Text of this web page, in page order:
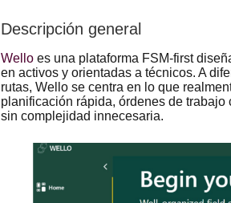
Descripción general
Wello es una plataforma FSM-first
en activos y orientadas a técnicos. A
rutas, Wello se centra en lo que
planificación rápida, órdenes de
sin complejidad innecesaria.